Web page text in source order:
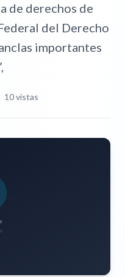
de derechos de
del Derecho
importantes
10vistas